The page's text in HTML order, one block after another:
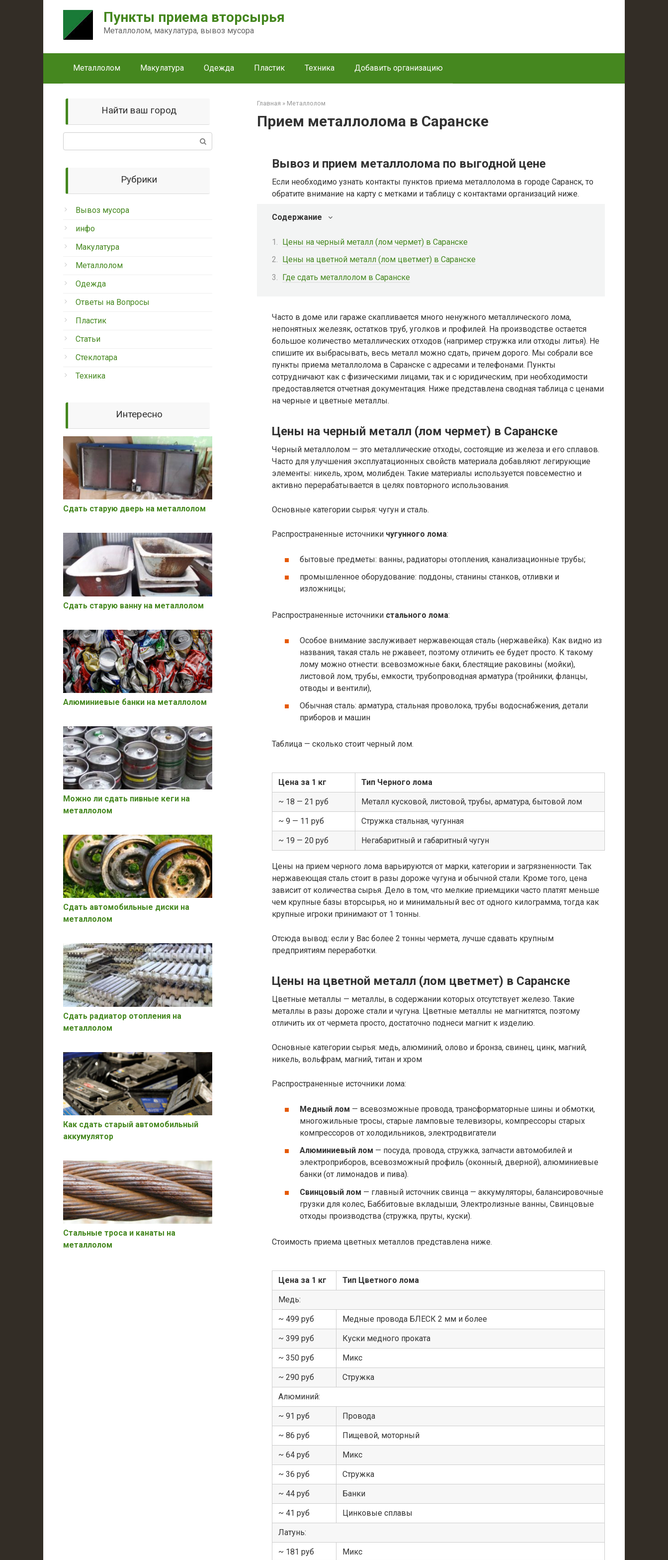
Пункты приема вторсырья
Металлолом, макулатура, вывоз мусора
Металлолом Макулатура Одежда Пластик Техника Добавить организацию
Главная » Металлолом
Прием металлолома в Саранске
Вывоз и прием металлолома по выгодной цене
Если необходимо узнать контакты пунктов приема металлолома в городе Саранск, то
обратите внимание на карту с метками и таблицу с контактами организаций ниже.
Содержание
Цены на черный металл (лом чермет) в Саранске
Цены на цветной металл (лом цветмет) в Саранске
Где сдать металлолом в Саранске
Часто в доме или гараже скапливается много ненужного металлического лома,
непонятных железяк, остатков труб, уголков и профилей. На производстве остается
большое количество металлических отходов (например стружка или отходы литья). Не
спишите их выбрасывать, весь металл можно сдать, причем дорого. Мы собрали все
пункты приема металлолома в Саранске с адресами и телефонами. Пункты
сотрудничают как с физическими лицами, так и с юридическим, при необходимости
предоставляется отчетная документация. Ниже представлена сводная таблица с ценами
на черные и цветные металлы.
Цены на черный металл (лом чермет) в Саранске
Черный металлолом — это металлические отходы, состоящие из железа и его сплавов.
Часто для улучшения эксплуатационных свойств материала добавляют легирующие
элементы: никель, хром, молибден. Такие материалы используется повсеместно и
активно перерабатывается в целях повторного использования.
Основные категории сырья: чугун и сталь.
Распространенные источники чугунного лома:
бытовые предметы: ванны, радиаторы отопления, канализационные трубы;
промышленное оборудование: поддоны, станины станков, отливки и
изложницы;
Распространенные источники стального лома:
Особое внимание заслуживает нержавеющая сталь (нержавейка). Как видно из
названия, такая сталь не ржавеет, поэтому отличить ее будет просто. К такому
лому можно отнести: всевозможные баки, блестящие раковины (мойки),
листовой лом, трубы, емкости, трубопроводная арматура (тройники, фланцы,
отводы и вентили),
Обычная сталь: арматура, стальная проволока, трубы водоснабжения, детали
приборов и машин
Таблица — сколько стоит черный лом.
Цена за 1 кг Тип Черного лома
~ 18 — 21 руб Металл кусковой, листовой, трубы, арматура, бытовой лом
~ 9 — 11 руб Стружка стальная, чугунная
~ 19 — 20 руб Негабаритный и габаритный чугун
Цены на прием черного лома варьируются от марки, категории и загрязненности. Так
нержавеющая сталь стоит в разы дороже чугуна и обычной стали. Кроме того, цена
зависит от количества сырья. Дело в том, что мелкие приемщики часто платят меньше
чем крупные базы вторсырья, но и минимальный вес от одного килограмма, тогда как
крупные игроки принимают от 1 тонны.
Отсюда вывод: если у Вас более 2 тонны чермета, лучше сдавать крупным
предприятиям переработки.
Цены на цветной металл (лом цветмет) в Саранске
Цветные металлы — металлы, в содержании которых отсутствует железо. Такие
металлы в разы дороже стали и чугуна. Цветные металлы не магнитятся, поэтому
отличить их от чермета просто, достаточно поднеси магнит к изделию.
Основные категории сырья: медь, алюминий, олово и бронза, свинец, цинк, магний,
никель, вольфрам, магний, титан и хром
Распространенные источники лома:
Медный лом — всевозможные провода, трансформаторные шины и обмотки,
многожильные тросы, старые ламповые телевизоры, компрессоры старых
компрессоров от холодильников, электродвигатели
Алюминиевый лом — посуда, провода, стружка, запчасти автомобилей и
электроприборов, всевозможный профиль (оконный, дверной), алюминиевые
банки (от лимонадов и пива).
Свинцовый лом — главный источник свинца — аккумуляторы, балансировочные
грузки для колес, Баббитовые вкладыши, Электролизные ванны, Свинцовые
отходы производства (стружка, пруты, куски).
Стоимость приема цветных металлов представлена ниже.
Цена за 1 кг Тип Цветного лома
Медь:
~ 499 руб Медные провода БЛЕСК 2 мм и более
~ 399 руб Куски медного проката
~ 350 руб Микс
~ 290 руб Стружка
Алюминий:
~ 91 руб Провода
~ 86 руб Пищевой, моторный
~ 64 руб Микс
~ 36 руб Стружка
~ 44 руб Банки
~ 41 руб Цинковые сплавы
Латунь:
~ 181 руб Микс
Найти ваш город
Рубрики
Вывоз мусора
инфо
Макулатура
Металлолом
Одежда
Ответы на Вопросы
Пластик
Статьи
Стеклотара
Техника
Интересно
Сдать старую дверь на металлолом
Сдать старую ванну на металлолом
Алюминиевые банки на металлолом
Можно ли сдать пивные кеги на
металлолом
Сдать автомобильные диски на
металлолом
Сдать радиатор отопления на
металлолом
Как сдать старый автомобильный
аккумулятор
Стальные троса и канаты на
металлолом